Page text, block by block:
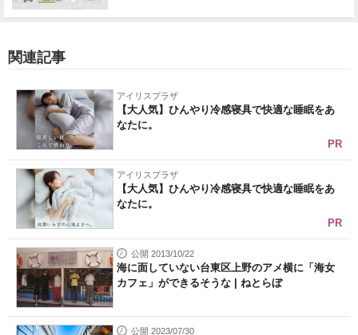
関連記事
アイリスプラザ
【大人気】ひんやり冷感寝具で快適な睡眠をあ
なたに。
PR
アイリスプラザ
【大人気】ひんやり冷感寝具で快適な睡眠をあ
なたに。
PR
公開 2013/10/22
海に面していない台東区上野のアメ横に「海女
カフェ」ができるそうな | ねとらぼ
公開 2023/07/30